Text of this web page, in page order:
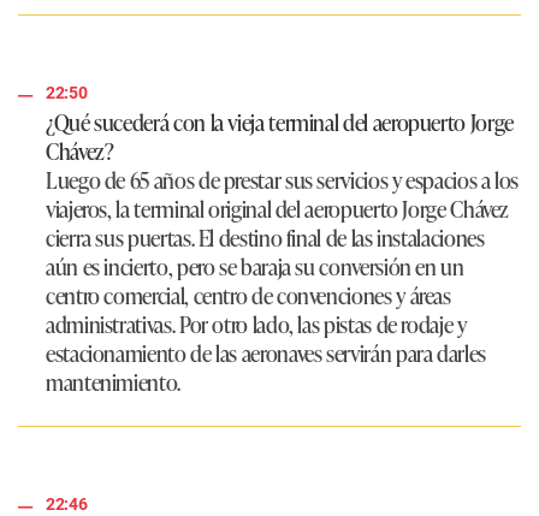
22:50
¿Qué sucederá con la vieja terminal del aeropuerto Jorge
Chávez?
Luego de 65 años de prestar sus servicios y espacios a los
viajeros, la terminal original del aeropuerto Jorge Chávez
cierra sus puertas. El destino final de las instalaciones
aún es incierto, pero se baraja su conversión en un
centro comercial, centro de convenciones y áreas
administrativas. Por otro lado, las pistas de rodaje y
estacionamiento de las aeronaves servirán para darles
mantenimiento.
22:46